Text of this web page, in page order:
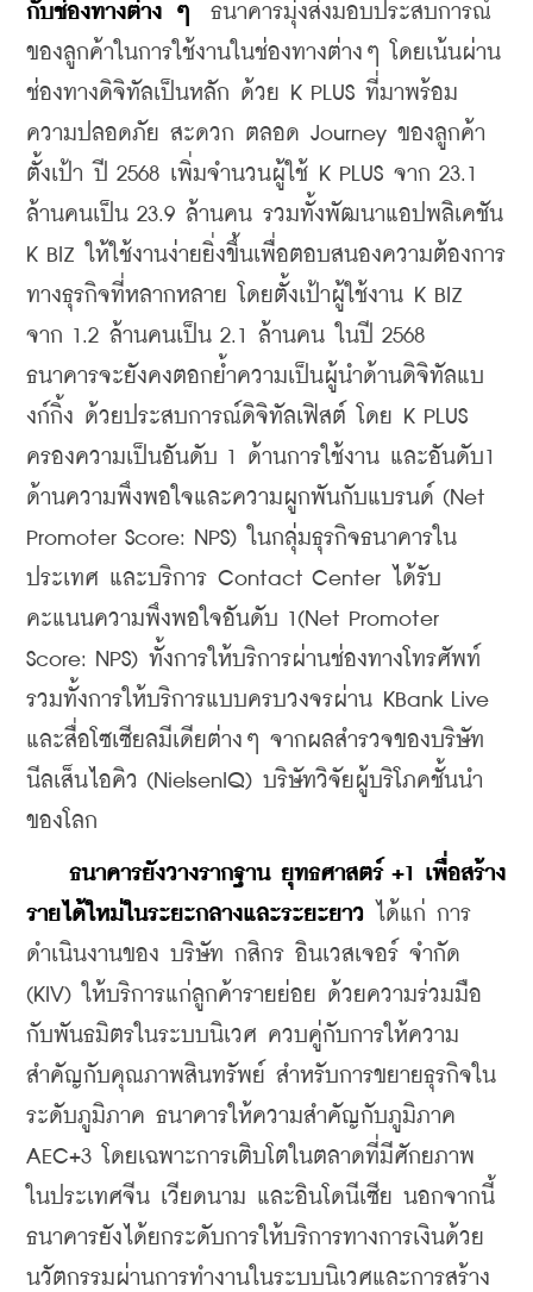
กับช่องทางต่าง ๆ
ธนาคารมุ่งส่งมอบประสบการณ์
ของลูกค้าในการใช้งานในช่องทางต่างๆ โดยเน้นผ่าน
ช่องทางดิจิทัลเป็นหลัก ด้วย K PLUS ที่มาพร้อม
ความปลอดภัย สะดวก ตลอด Journey ของลูกค้า
ตั้งเป้า ปี 2568 เพิ่มจํานวนผู้ใช้ K PLUS จาก 23.1
ล้านคนเป็น 23.9 ล้านคน รวมทั้งพัฒนาแอปพลิเคชัน
K BIZ ให้ใช้งานง่ายยิ่งขึ้นเพื่อตอบสนองความต้องการ
ทางธุรกิจที่หลากหลาย โดยตั้งเป้าผู้ใช้งาน K BIZ
จาก 1.2 ล้านคนเป็น 2.1 ล้านคน ในปี 2568
ธนาคารจะยังคงตอกย้ำความเป็นผู้นําด้านดิจิทัลแบ
งก์กิ้ง ด้วยประสบการณ์ดิจิทัลเฟิสต์ โดย K PLUS
ครองความเป็นอันดับ 1 ด้านการใช้งาน และอันดับ1
ด้านความพึงพอใจและความผูกพันกับแบรนด์ (Net
Promoter Score: NPS) ในกลุ่มธุรกิจธนาคารใน
ประเทศ และบริการ Contact Center ได้รับ
คะแนนความพึงพอใจอันดับ 1(Net Promoter
Score: NPS) ทั้งการให้บริการผ่านช่องทางโทรศัพท์
รวมทั้งการให้บริการแบบครบวงจรผ่าน KBank Live
และสื่อโซเซียลมีเดียต่างๆ จากผลสำรวจของบริษัท
นีลเส็นไอคิว (NielsenIQ) บริษัทวิจัยผู้บริโภคชั้นนำ
ของโลก
ธนาคารยังวางรากฐาน ยุทธศาสตร์ +1 เพื่อสร้าง
รายได้ใหม่ในระยะกลางและระยะยาว ได้แก่ การ
ดำเนินงานของ บริษัท กสิกร อินเวสเจอร์ จำกัด
(KIV) ให้บริการแก่ลูกค้ารายย่อย ด้วยความร่วมมือ
กับพันธมิตรในระบบนิเวศ ควบคู่กับการให้ความ
สําคัญกับคุณภาพสินทรัพย์ สําหรับการขยายธุรกิจใน
ระดับภูมิภาค ธนาคารให้ความสําคัญกับภูมิภาค
AEC+3 โดยเฉพาะการเติบโตในตลาดที่มีศักยภาพ
ในประเทศจีน เวียดนาม และอินโดนีเซีย นอกจากนี้
ธนาคารยังได้ยกระดับการให้บริการทางการเงินด้วย
นวัตกรรมผ่านการทำงานในระบบนิเวศและการสร้าง